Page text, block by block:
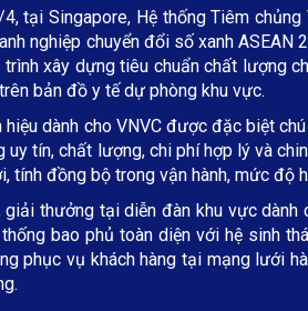
tại Singapore, Hệ thống Tiêm
nghiệp chuyển đổi số xanh
trình xây dựng tiêu chuẩn chất lượng
bản đồ y tế dự phòng khu vực.
hiệu dành cho VNVC được đặc biệt
uy tín, chất lượng, chi phí hợp lý và
tính đồng bộ trong vận hành, mức độ
thưởng tại diễn đàn khu vực dành
bao phủ toàn diện với hệ sinh
phục vụ khách hàng tại mạng lưới